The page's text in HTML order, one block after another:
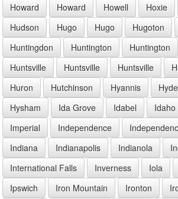
Howard
Howard Howell Hoxie
Hudson
Hugo Hugo Hugoton
Huntingdon
Huntington Huntington
Huntsville
Huntsville Huntsville
Huron
Hutchinson Hyannis
Hysham
Ida Grove Idabel Idaho
Imperial
Independence
Indiana
Indianapolis Indianola
International Falls
Inverness Iola
Ipswich
Iron Mountain Ironton